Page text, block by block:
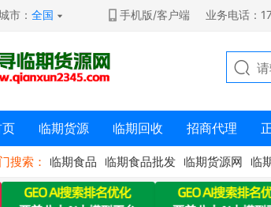
市：全国 手机版/客户端 业务电话：
临期货源 临期回收 招商代理
搜索： 临期食品 临期食品批发 临期货源网 临